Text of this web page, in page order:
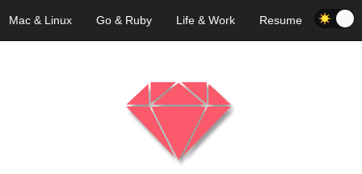
Mac & Linux Go & Ruby Life & Work Resume